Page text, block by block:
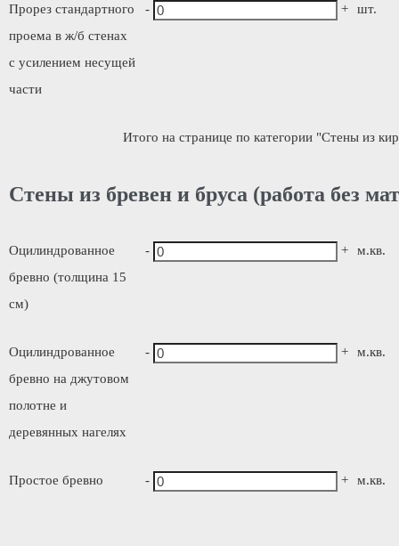
Прорез стандартного
проема в ж/б стенах
с усилением несущей
части
- + шт.
Итого на странице по категории "Стены из
Стены из бревен и бруса (работа без
Оцилиндрованное
бревно (толщина 15
см)
- + м.кв.
Оцилиндрованное
бревно на джутовом
полотне и
деревянных нагелях
- + м.кв.
Простое бревно - + м.кв.